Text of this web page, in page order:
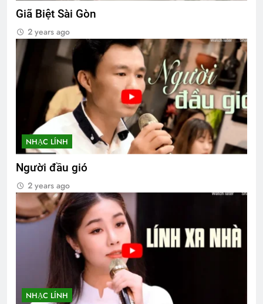
Giã Biệt Sài Gòn
2 years ago
NHẠC LÍNH
Người đầu gió
2 years ago
NHẠC LÍNH